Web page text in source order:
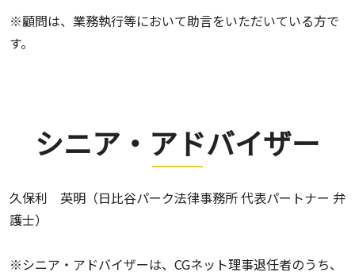
※顧問は、業務執行等において助言をいただいている方で
す。
シニア・アドバイザー
久保利 英明（日比谷パーク法律事務所 代表パートナー 弁
護士）
※シニア・アドバイザーは、CGネット理事退任者のうち、